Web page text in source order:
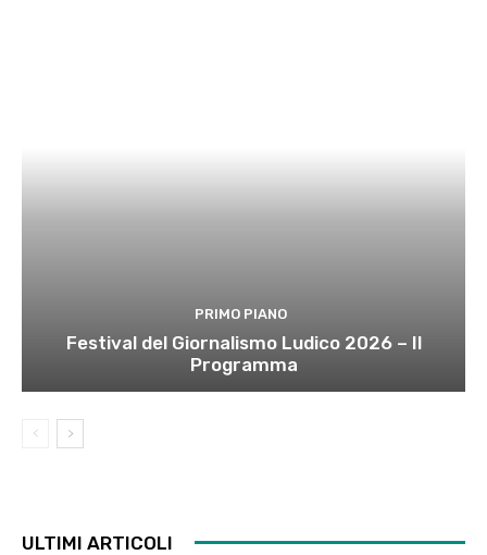
PRIMO PIANO
Festival del Giornalismo Ludico 2026 – Il
Programma
ULTIMI ARTICOLI